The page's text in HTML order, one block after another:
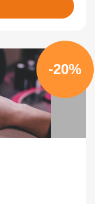
-20%